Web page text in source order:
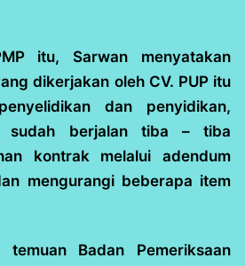
itu, Sarwan menyatakan
dikerjakan oleh CV. PUP itu
dan penyidikan,
sudah berjalan tiba – tiba
kontrak melalui adendum
mengurangi beberapa item
temuan Badan Pemeriksaan